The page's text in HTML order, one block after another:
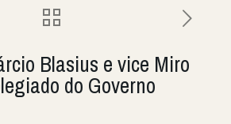
Blasius e vice Miro
do Governo